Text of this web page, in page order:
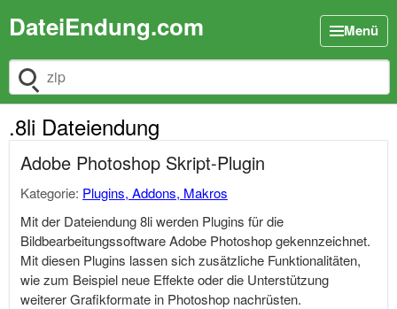
DateiEndung.com Menü
Dateiendung suchen
.8li Dateiendung
Adobe Photoshop Skript-Plugin
Kategorie: Plugins, Addons, Makros
Mit der Dateiendung 8li werden Plugins für die
Bildbearbeitungssoftware Adobe Photoshop gekennzeichnet.
Mit diesen Plugins lassen sich zusätzliche Funktionalitäten,
wie zum Beispiel neue Effekte oder die Unterstützung
weiterer Grafikformate in Photoshop nachrüsten.